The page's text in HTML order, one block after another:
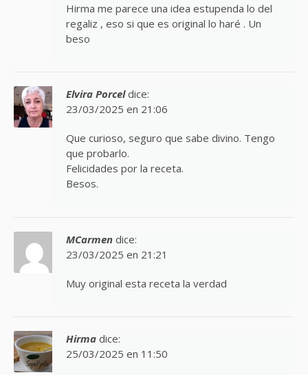
Hirma me parece una idea estupenda lo del
regaliz , eso si que es original lo haré . Un
beso
Elvira Porcel dice:
23/03/2025 en 21:06
Que curioso, seguro que sabe divino. Tengo
que probarlo.
Felicidades por la receta.
Besos.
MCarmen dice:
23/03/2025 en 21:21
Muy original esta receta la verdad
Hirma dice:
25/03/2025 en 11:50